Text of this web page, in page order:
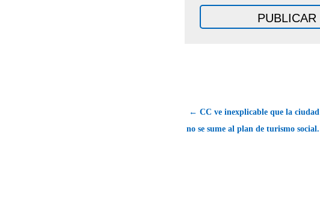
← CC ve inexplicable que la ciudad
no se sume al plan de turismo social.